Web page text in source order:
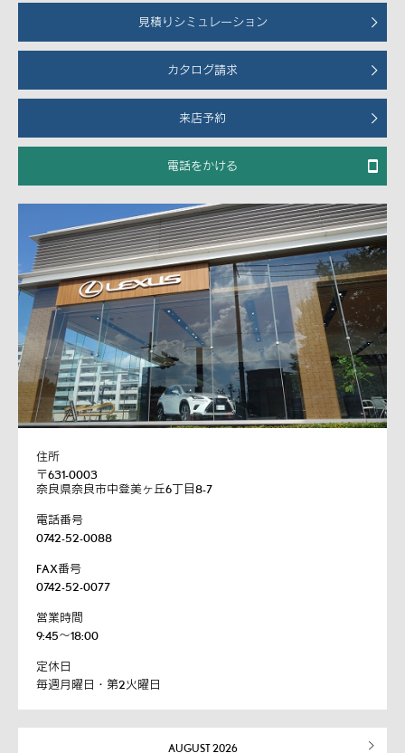
見積りシミュレーション
カタログ請求
来店予約
電話をかける
住所
〒631-0003
奈良県奈良市中登美ヶ丘6丁目8-7
電話番号
0742-52-0088
FAX番号
0742-52-0077
営業時間
9:45～18:00
定休日
毎週月曜日・第2火曜日
AUGUST 2026